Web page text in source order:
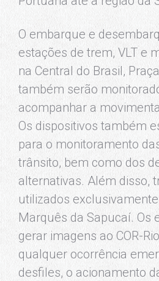
O embarque e
estações de trem, VLT e
na Central do Brasil,
também serão
acompanhar a
Os dispositivos também
para o monitoramento
trânsito, bem como dos
alternativas. Além disso,
utilizados
Marquês da Sapucaí. Os
gerar imagens ao COR-
qualquer ocorrência
desfiles, o acionamento